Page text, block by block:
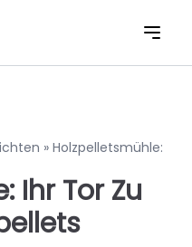
» Holzpelletsmühle:
Ihr Tor Zu